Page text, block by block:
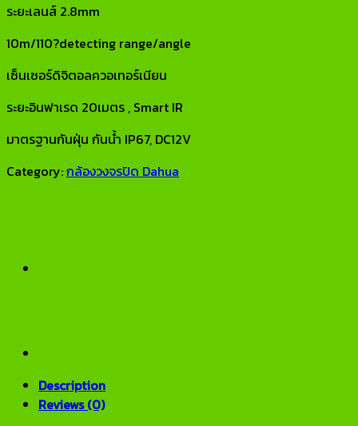
ระยะเลนส์ 2.8mm
10m/110?detecting range/angle
เซ็นเซอร์ดิจิตอลควอเทอร์เนียน
ระยะอินฟาเรด 20เมตร , Smart IR
มาตรฐานกันฝุ่น กันน้ำ IP67, DC12V
Category:กล้องวงจรปิด Dahua
Description
Reviews (0)